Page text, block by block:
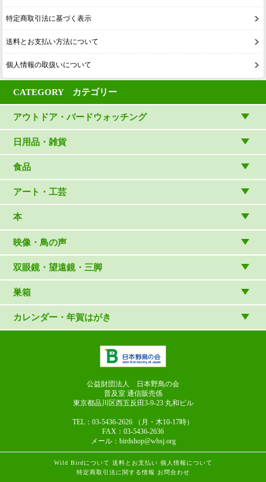
特定商取引法に基づく表示
送料とお支払い方法について
個人情報の取扱いについて
CATEGORY カテゴリー
アウトドア・バードウォッチング
アウトドアウェア
アウトドア雑貨
バードウォッチング用品
日用品・雑貨
リビング・キッチン・ファッション
ゲーム・ホビー・文具
食品
食品
アート・工芸
雑貨（村上康成）
マスコット・ブローチほか
本
図鑑
読み物
写真集・ガイドブック・絵本
日本野鳥の会連携団体の出版物
論文集（ストリクス）
映像・鳥の声
CD
DVD・ブルーレイ・ビデオ
鳴き声タッチペンなど
双眼鏡・望遠鏡・三脚
スターターセット
双眼鏡
巣箱
巣箱など
カレンダー・年賀はがき
公益財団法人 日本野鳥の会
普及室 通信販売係
東京都品川区西五反田3-9-23 丸和ビル
TEL：03-5436-2626
（月・木10-17時）
FAX：03-5436-2636
メール：birdshop@wbsj.org
Wild Birdについて 送料とお支払い 個人情報について
特定商取引法に関する情報
お問合わせ